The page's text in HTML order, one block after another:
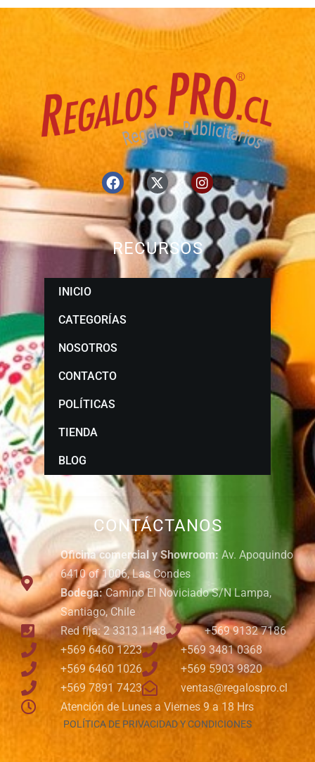
CONTÁCTANOS
Oficina comercial y Showroom: Av. Apoquindo
6410 of 1006, Las Condes
Bodega:Camino El Noviciado S/N Lampa,
Santiago, Chile
Red fija: 2 3313 1148
+569 9132 7186
+569 6460 1223
+569 3481 0368
+569 6460 1026
+569 5903 9820
+569 7891 7423
ventas@regalospro.cl
Atención de Lunes a Viernes 9 a 18 Hrs
POLÍTICA DE PRIVACIDAD Y CONDICIONES
RECURSOS
INICIO
CATEGORÍAS
NOSOTROS
CONTACTO
POLÍTICAS
TIENDA
BLOG